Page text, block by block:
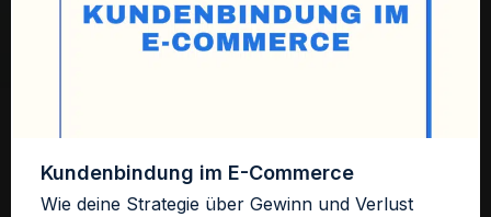
Kundenbindung im E-Commerce
Wie deine Strategie über Gewinn und Verlust